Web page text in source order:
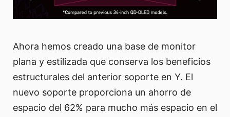
Ahora hemos creado una base de monitor
plana y estilizada que conserva los beneficios
estructurales del anterior soporte en Y. El
nuevo soporte proporciona un ahorro de
espacio del 62% para mucho más espacio en el